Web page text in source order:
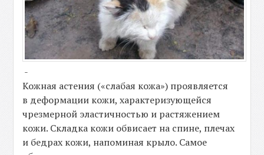
-
Кожная астения («слабая кожа») проявляется
в деформации кожи, характеризующейся
чрезмерной эластичностью и растяжением
кожи. Складка кожи обвисает на спине, плечах
и бедрах кожи, напоминая крыло. Самое